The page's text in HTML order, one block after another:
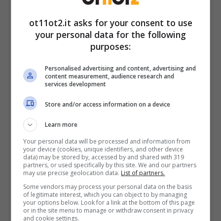
Chi, almeno qualche volta, non va in bagno
con il cellulare e perde tempo a scrollare sui
social o chattando su Whatsapp? Tutti lo
facciamo ogni tanto pensando che alla fine
sia pure un comportamento normale. Ma
quest’abitudine apparentemente innocua, può
causare un grave problema di salute. Vediamo
di cosa si tratta.
ot11ot2.it asks for your consent to use
your personal data for the following
purposes:
Personalised advertising and content, advertising and
content measurement, audience research and
services development
Store and/or access information on a device
Learn more
Your personal data will be processed and information from
your device (cookies, unique identifiers, and other device
data) may be stored by, accessed by and shared with 319
partners, or used specifically by this site. We and our partners
may use precise geolocation data. List of partners.
Some vendors may process your personal data on the basis
of legitimate interest, which you can object to by managing
your options below. Look for a link at the bottom of this page
or in the site menu to manage or withdraw consent in privacy
and cookie settings.